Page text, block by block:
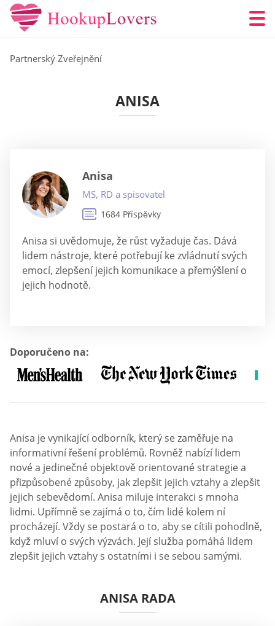
Partnerský Zveřejnění
ANISA
Anisa
MS, RD a spisovatel
1684 Příspěvky
Anisa si uvědomuje, že růst vyžaduje čas. Dává
lidem nástroje, které potřebují ke zvládnutí svých
emocí, zlepšení jejich komunikace a přemýšlení o
jejich hodnotě.
Doporučeno na:
Anisa je vynikající odborník, který se zaměřuje na
informativní řešení problémů. Rovněž nabízí lidem
nové a jedinečné objektově orientované strategie a
přizpůsobené způsoby, jak zlepšit jejich vztahy a zlepšit
jejich sebevědomí. Anisa miluje interakci s mnoha
lidmi. Upřímně se zajímá o to, čím lidé kolem ní
procházejí. Vždy se postará o to, aby se cítili pohodlně,
když mluví o svých výzvách. Její služba pomáhá lidem
zlepšit jejich vztahy s ostatními i se sebou samými.
ANISA RADA